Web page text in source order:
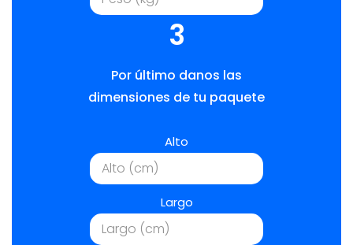
3
Por último danos las
dimensiones de tu paquete
Alto
Largo